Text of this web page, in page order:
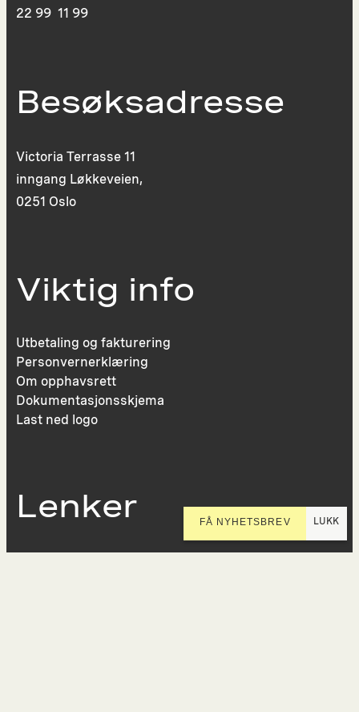
22 99 11 99
Besøksadresse
Victoria Terrasse 11
inngang Løkkeveien,
0251 Oslo
Viktig info
Utbetaling og fakturering
Personvernerklæring
Om opphavsrett
Dokumentasjonsskjema
Last ned logo
Lenker FÅ NYHETSBREV LUKK